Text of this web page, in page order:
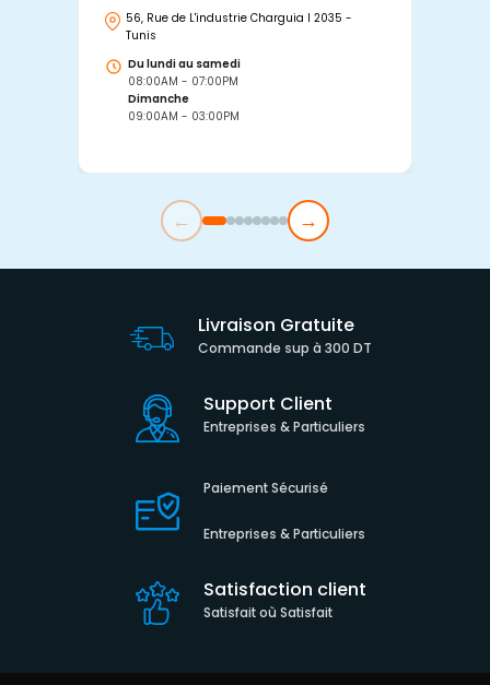
56, Rue de L'industrie Charguia I 2035 -
Tunis
Du lundi au samedi
08:00AM - 07:00PM
Dimanche
09:00AM - 03:00PM
← →
Livraison Gratuite
Commande sup à 300 DT
Support Client
Entreprises & Particuliers
Paiement Sécurisé
Entreprises & Particuliers
Satisfaction client
Satisfait où Satisfait